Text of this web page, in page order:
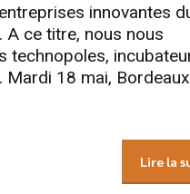
innovantes
A ce titre, nous nous
technopoles,
Mardi 18 mai, Bordeaux
Lire la